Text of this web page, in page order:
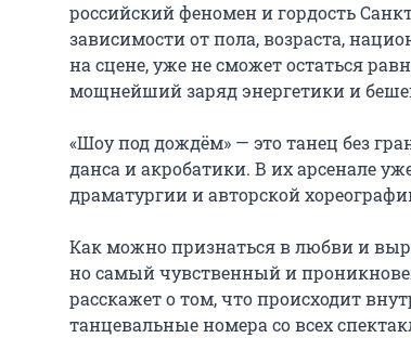
российский феномен и гордость
зависимости от пола, возраста,
на сцене, уже не сможет остаться
мощнейший заряд энергетики и
«Шоу под дождём» — это танец без
данса и акробатики. В их арсенале
драматургии и авторской
Как можно признаться в любви и
но самый чувственный и
расскажет о том, что происходит
танцевальные номера со всех